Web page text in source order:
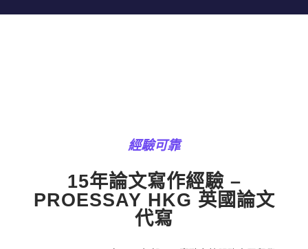
經驗可靠
15年論文寫作經驗 –
PROESSAY HKG 英國論文
代寫